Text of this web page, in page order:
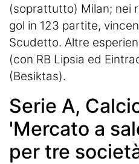
(soprattutto) Milan; nei
gol in 123 partite,
Scudetto. Altre
(con RB Lipsia ed
(Besiktas).
Serie A,
'Mercato a
per tre